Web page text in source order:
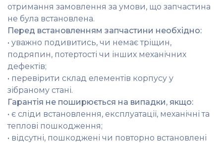
отримання замовлення за умови, що запчастина
не була встановлена.
Перед встановленням запчастини необхідно:
• уважно подивитись, чи немає тріщин,
подряпин, потертості чи інших механічних
дефектів;
• перевірити склад елементів корпусу у
зібраному стані.
Гарантія не поширюється на випадки, якщо:
• є сліди встановлення, експлуатації, механічні та
теплові пошкодження;
• відсутні, пошкоджені чи повторно встановлені